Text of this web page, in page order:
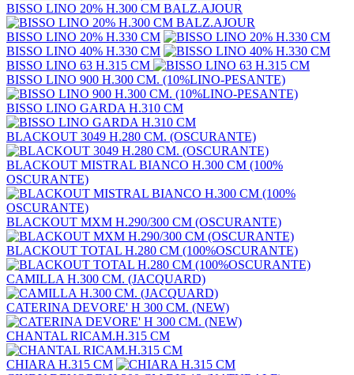
BISSO LINO 20% H.300 CM BALZ.AJOUR
BISSO LINO 20% H.330 CM
BISSO LINO 40% H.330 CM
BISSO LINO 63 H.315 CM
BISSO LINO 900 H.300 CM. (10%LINO-PESANTE)
BISSO LINO GARDA H.310 CM
BLACKOUT 3049 H.280 CM. (OSCURANTE)
BLACKOUT MISTRAL BIANCO H.300 CM (100%
OSCURANTE)
BLACKOUT MXM H.290/300 CM (OSCURANTE)
BLACKOUT TOTAL H.280 CM (100%OSCURANTE)
CAMILLA H.300 CM. (JACQUARD)
CATERINA DEVORE' H 300 CM. (NEW)
CHANTAL RICAM.H.315 CM
CHIARA H.315 CM